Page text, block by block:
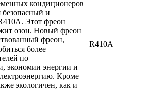
кондиционеров
безопасный и
Этот фреон
озон. Новый фреон
фреон,
более
по
экономии энергии и
Кроме
экологичен, как и
R410A